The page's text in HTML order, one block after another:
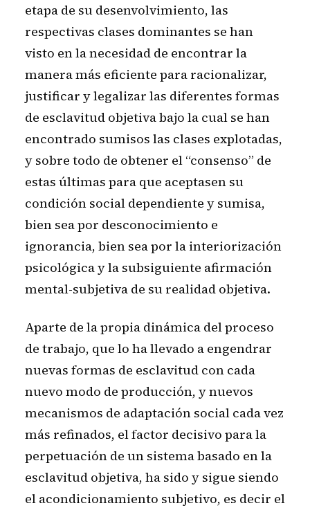
etapa de su desenvolvimiento, las
respectivas clases dominantes se han
visto en la necesidad de encontrar la
manera más eficiente para racionalizar,
justificar y legalizar las diferentes formas
de esclavitud objetiva bajo la cual se han
encontrado sumisos las clases explotadas,
y sobre todo de obtener el “consenso” de
estas últimas para que aceptasen su
condición social dependiente y sumisa,
bien sea por desconocimiento e
ignorancia, bien sea por la interiorización
psicológica y la subsiguiente afirmación
mental-subjetiva de su realidad objetiva.
Aparte de la propia dinámica del proceso
de trabajo, que lo ha llevado a engendrar
nuevas formas de esclavitud con cada
nuevo modo de producción, y nuevos
mecanismos de adaptación social cada vez
más refinados, el factor decisivo para la
perpetuación de un sistema basado en la
esclavitud objetiva, ha sido y sigue siendo
el acondicionamiento subjetivo, es decir el